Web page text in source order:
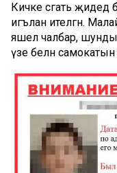
Кичке сәгать җидедә
игълан ителгән.
яшел чалбар,
үзе белән самокатын